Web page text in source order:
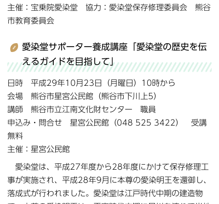
主催：宝乗院愛染堂 協力：愛染堂保存修理委員会 熊谷
市教育委員会
愛染堂サポーター養成講座「愛染堂の歴史を伝
えるガイドを目指して」
日時 平成29年10月23日（月曜日）10時から
会場 熊谷市星宮公民館（熊谷市下川上5）
講師 熊谷市立江南文化財センター 職員
申込み・問合せ 星宮公民館（048 525 3422） 受講
無料
主催：星宮公民館
愛染堂は、平成27年度から28年度にかけて保存修理工
事が実施され、平成28年9月に本尊の愛染明王を還御し、
落成式が行われました。愛染堂は江戸時代中期の建造物